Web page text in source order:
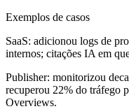
Exemplos de casos
SaaS: adicionou logs de
internos; citações IA em
Publisher: monitorizou
recuperou 22% do tráfego
Overviews.